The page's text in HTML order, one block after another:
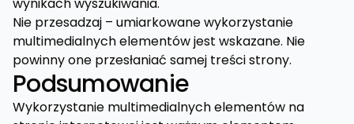
Nie przesadzaj – umiarkowane wykorzystanie
multimedialnych elementów jest wskazane. Nie
powinny one przesłaniać samej treści strony.
Podsumowanie
Wykorzystanie multimedialnych elementów na